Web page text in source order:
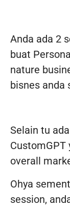
Anda ada 2
buat
nature
bisnes anda
Selain tu
CustomGPT
overall
Ohya
session,